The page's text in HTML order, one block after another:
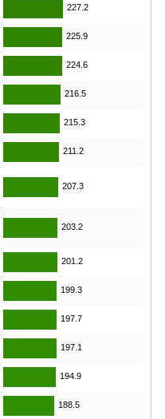
227.2
225.9
224.6
216.5
215.3
211.2
207.3
203.2
201.2
199.3
197.7
197.1
194.9
188.5